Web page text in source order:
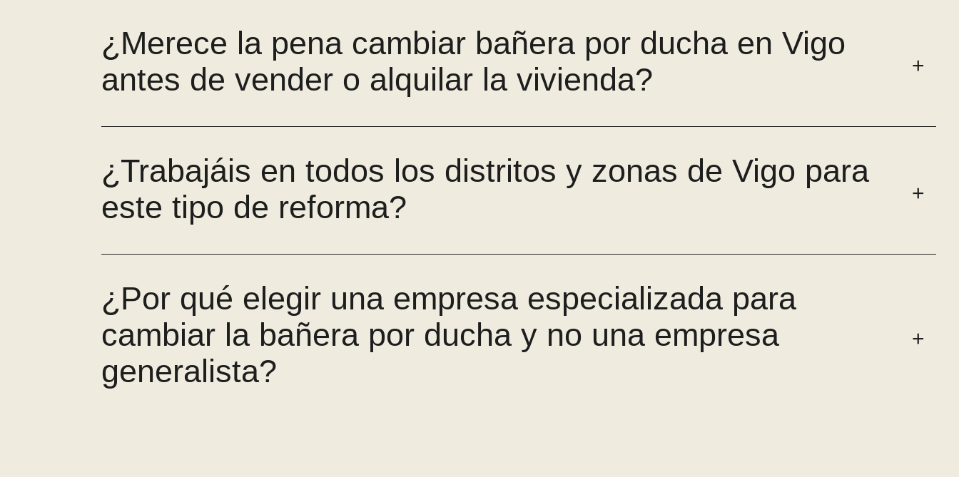
¿Merece la pena cambiar bañera por ducha en Vigo
antes de vender o alquilar la vivienda?
¿Trabajáis en todos los distritos y zonas de Vigo para
este tipo de reforma?
¿Por qué elegir una empresa especializada para
cambiar la bañera por ducha y no una empresa
generalista?